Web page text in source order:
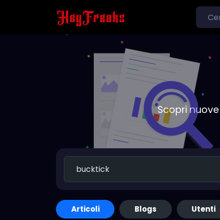
Scopri
Articoli Blogs Utenti